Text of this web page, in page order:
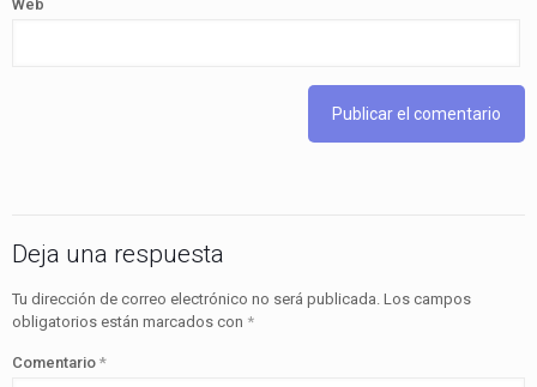
Web
Deja una respuesta
Tu dirección de correo electrónico no será publicada. Los campos
obligatorios están marcados con *
Comentario *